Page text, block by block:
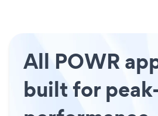
All POWR
built for